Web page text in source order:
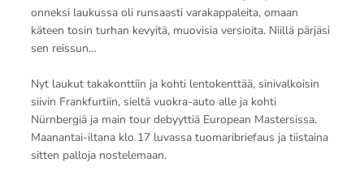
onneksi laukussa oli runsaasti varakappaleita, omaan
käteen tosin turhan kevyitä, muovisia versioita. Niillä pärjäsi
sen reissun…
Nyt laukut takakonttiin ja kohti lentokenttää, sinivalkoisin
siivin Frankfurtiin, sieltä vuokra-auto alle ja kohti
Nürnbergiä ja main tour debyyttiä European Mastersissa.
Maanantai-iltana klo 17 luvassa tuomaribriefaus ja tiistaina
sitten palloja nostelemaan.